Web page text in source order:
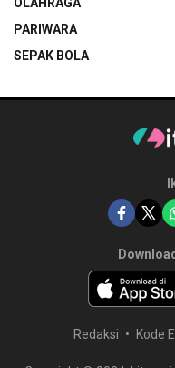
PARIWARA
SEPAK BOLA
Redaksi Kode